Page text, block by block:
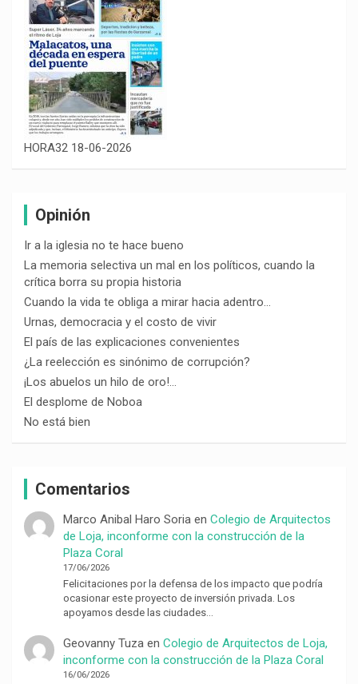
HORA32 18-06-2026
Opinión
Ir a la iglesia no te hace bueno
La memoria selectiva un mal en los políticos, cuando la
crítica borra su propia historia
Cuando la vida te obliga a mirar hacia adentro…
Urnas, democracia y el costo de vivir
El país de las explicaciones convenientes
¿La reelección es sinónimo de corrupción?
¡Los abuelos un hilo de oro!…
El desplome de Noboa
No está bien
Comentarios
Marco Anibal Haro Soriaen Colegio de Arquitectos
de Loja, inconforme con la construcción de la
Plaza Coral
17/06/2026
Felicitaciones por la defensa de los impacto que podría
ocasionar este proyecto de inversión privada. Los
apoyamos desde las ciudades…
Geovanny Tuzaen Colegio de Arquitectos de Loja,
inconforme con la construcción de la Plaza Coral
16/06/2026